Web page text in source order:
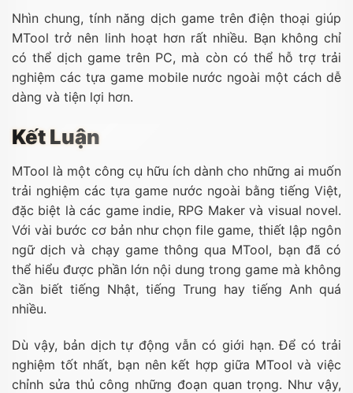
Nhìn chung, tính năng dịch game trên điện thoại giúp
MTool trở nên linh hoạt hơn rất nhiều. Bạn không chỉ
có thể dịch game trên PC, mà còn có thể hỗ trợ trải
nghiệm các tựa game mobile nước ngoài một cách dễ
dàng và tiện lợi hơn.
Kết Luận
MTool là một công cụ hữu ích dành cho những ai muốn
trải nghiệm các tựa game nước ngoài bằng tiếng Việt,
đặc biệt là các game indie, RPG Maker và visual novel.
Với vài bước cơ bản như chọn file game, thiết lập ngôn
ngữ dịch và chạy game thông qua MTool, bạn đã có
thể hiểu được phần lớn nội dung trong game mà không
cần biết tiếng Nhật, tiếng Trung hay tiếng Anh quá
nhiều.
Dù vậy, bản dịch tự động vẫn có giới hạn. Để có trải
nghiệm tốt nhất, bạn nên kết hợp giữa MTool và việc
chỉnh sửa thủ công những đoạn quan trọng. Như vậy,